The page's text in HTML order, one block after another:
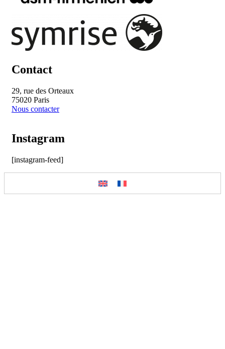
Contact
29, rue des Orteaux
75020 Paris
Nous contacter
Instagram
[instagram-feed]